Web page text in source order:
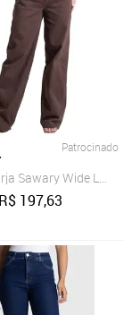
- Sawary
Patrocinado
Sawary Wide Leg -
R$ 197,63